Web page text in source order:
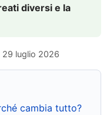
diversi e la
29 luglio 2026
cambia tutto?